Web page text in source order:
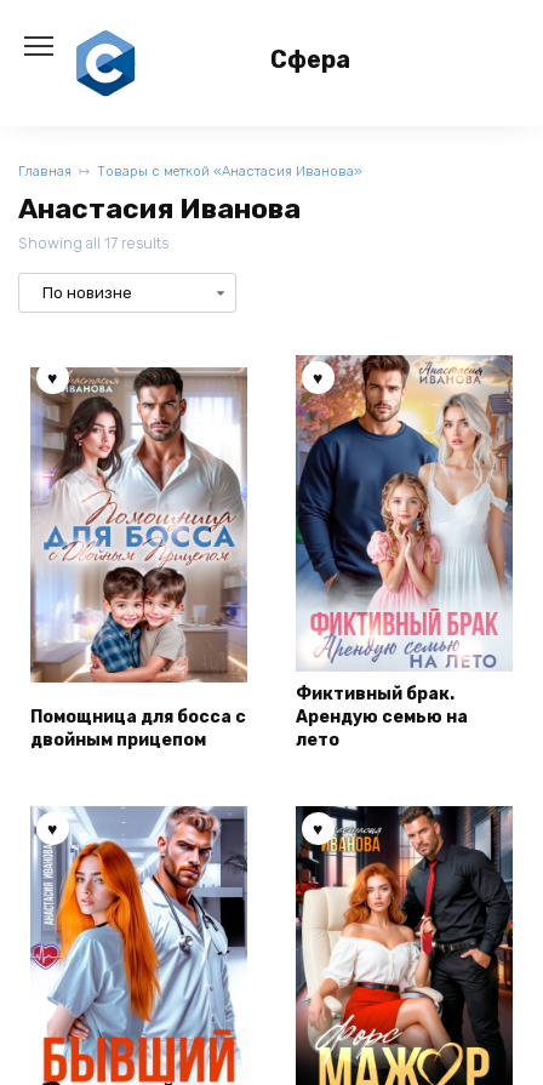
содержанию
Сфера
Главная Товары с меткой «Анастасия Иванoва»
Анастасия Иванoва
Showing all 17 results
Помощница для босса с
двойным прицепом
Фиктивный брак.
Арендую семью на
лето